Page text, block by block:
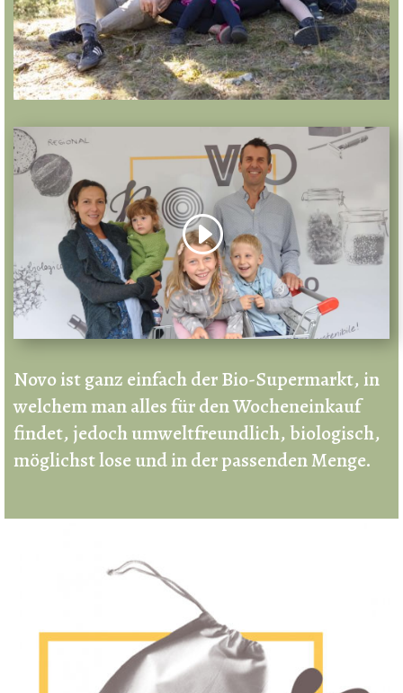
Novo ist ganz einfach der Bio-Supermarkt, in
welchem man alles für den Wocheneinkauf
findet, jedoch umweltfreundlich, biologisch,
möglichst lose und in der passenden Menge.